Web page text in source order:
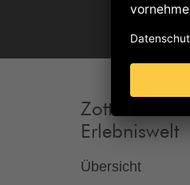
Zotter
Erlebniswelt
Übersicht